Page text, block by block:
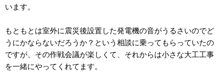
います。
もともとは室外に震災後設置した発電機の音がうるさいのでど
うにかならないだろうか？という相談に乗ってもらっていたの
ですが、その作戦会議が楽しくて、それからは小さな大工工事
を一緒にやってくれてます。